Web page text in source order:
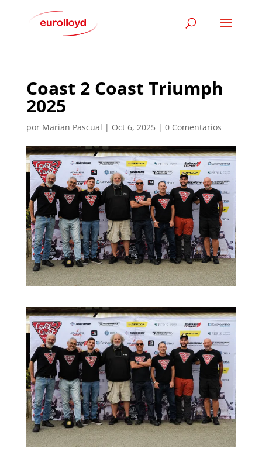
Coast 2 Coast Triumph
2025
por Marian Pascual | Oct 6, 2025| 0 Comentarios